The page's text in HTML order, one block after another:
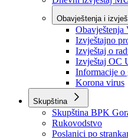
Javni pozivi
Javne nabavke
Dnevni izvještaj
Obavještenja i
Obavještenja
Izvještajno
Izvještaj o radu
Izvještaj OC
Informacije o
Korona virus
Skupština